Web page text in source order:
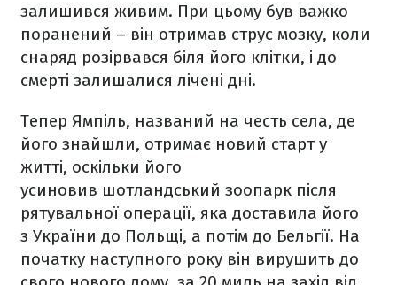
залишився живим. При цьому був важко
поранений – він отримав струс мозку, коли
снаряд розірвався біля його клітки, і до
смерті залишалися лічені дні.
Тепер Ямпіль, названий на честь села, де
його знайшли, отримає новий старт у
житті, оскільки його
усиновив шотландський зоопарк після
рятувальної операції, яка доставила його
з України до Польщі, а потім до Бельгії. На
початку наступного року він вирушить до